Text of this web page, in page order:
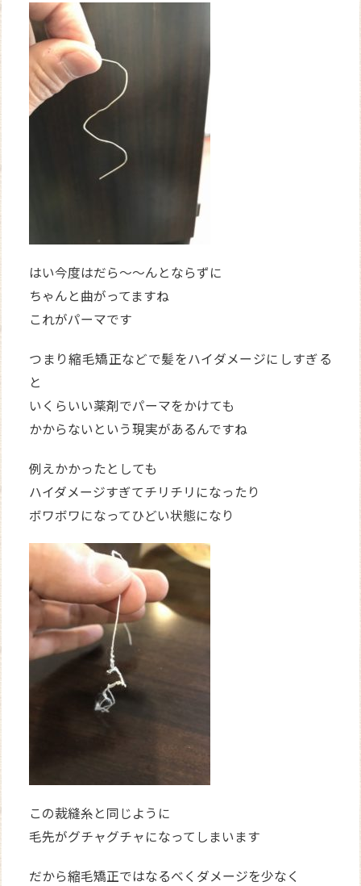
はい今度はだら～～んとならずに
ちゃんと曲がってますね
これがパーマです
つまり縮毛矯正などで髪をハイダメージにしすぎる
と
いくらいい薬剤でパーマをかけても
かからないという現実があるんですね
例えかかったとしても
ハイダメージすぎてチリチリになったり
ボワボワになってひどい状態になり
この裁縫糸と同じように
毛先がグチャグチャになってしまいます
だから縮毛矯正ではなるべくダメージを少なく